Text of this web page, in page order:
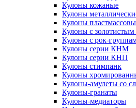
Кулоны кожаные
Кулоны
Кулоны
Кулоны с золотистым
Кулоны с рок-
Кулоны серии КНМ
Кулоны серии КНП
Кулоны стимпанк
Кулоны
Кулоны-амулеты со
Кулоны-гранаты
Кулоны-медиаторы